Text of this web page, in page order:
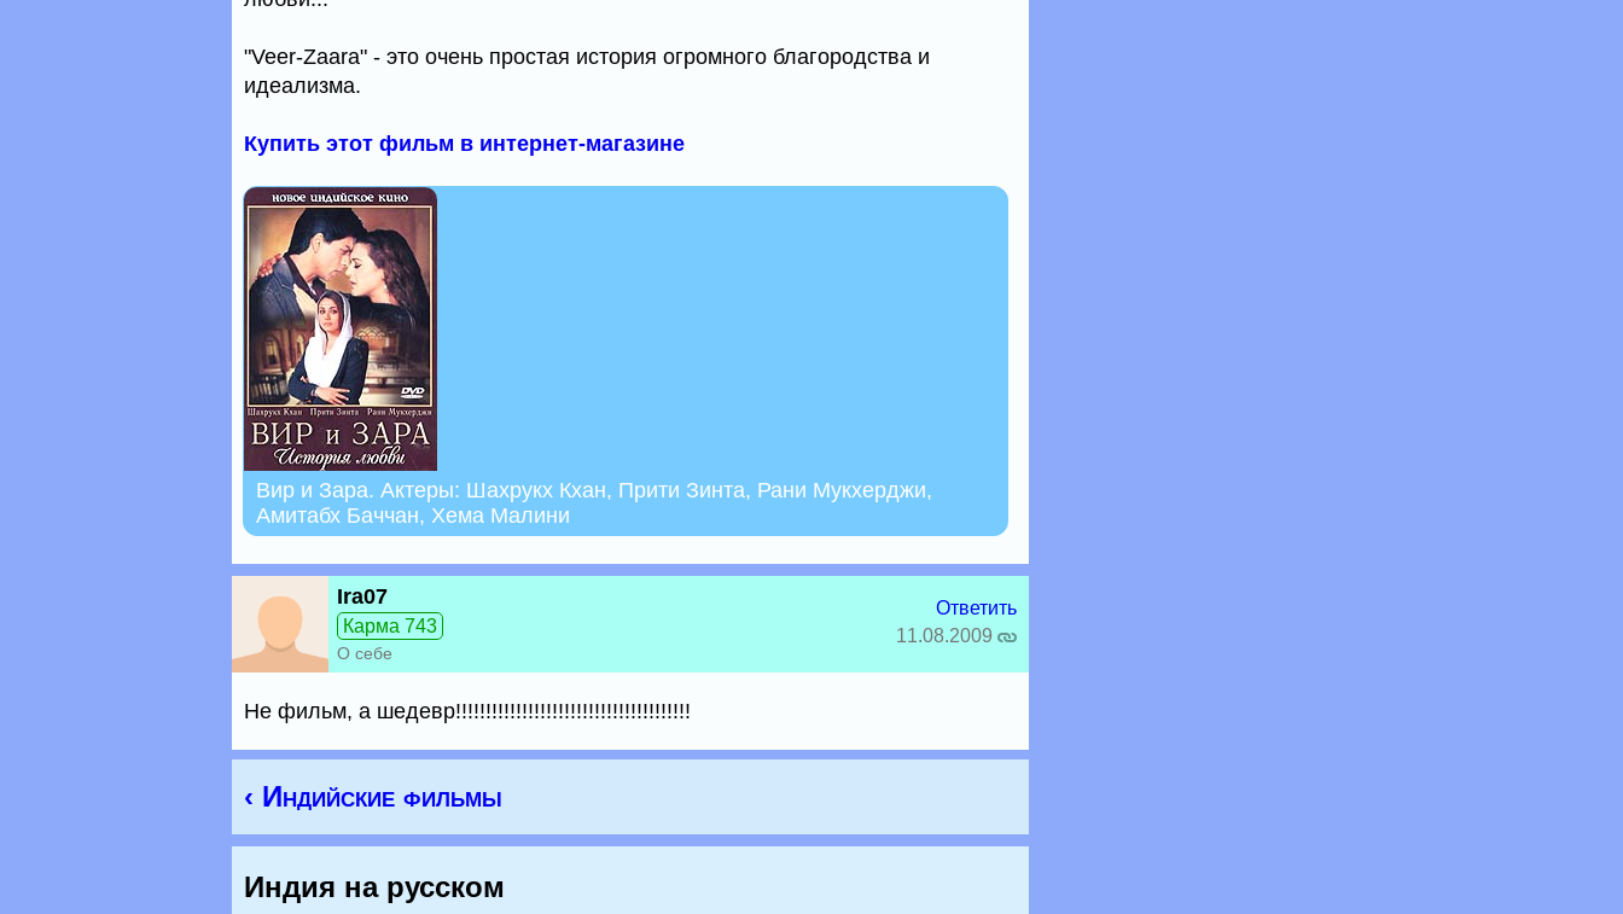
"Veer-Zaara" - это очень простая история огромного благородства и
идеализма.
Купить этот фильм в интернет-магазине
Вир и Зара. Актеры: Шахрукх Кхан, Прити Зинта, Рани Мукхерджи,
Амитабх Баччан, Хема Малини
Ira07
Карма 743
О себе
Ответить
11.08.2009
Не фильм, а шедевр!!!!!!!!!!!!!!!!!!!!!!!!!!!!!!!!!!!!!!!
‹ Индийские фильмы
Индия на русском